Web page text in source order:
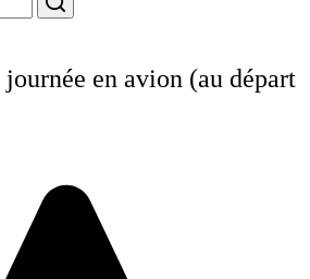
en avion (au départ